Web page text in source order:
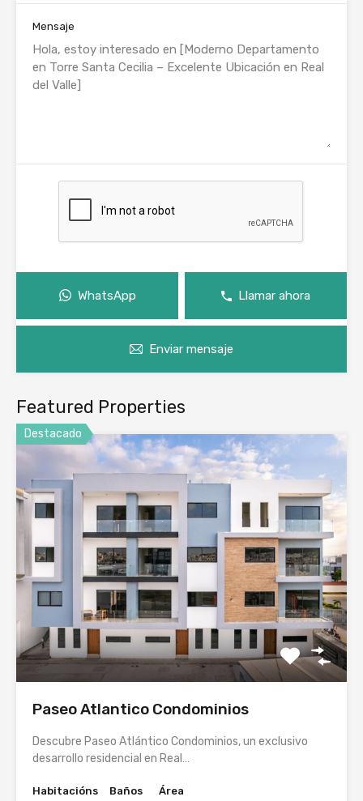
Mensaje
WhatsApp Llamar ahora
Enviar mensaje
Featured Properties
Destacado
Paseo Atlantico Condominios
Descubre Paseo Atlántico Condominios, un exclusivo
desarrollo residencial en Real…
Habitacións
Baños
Área